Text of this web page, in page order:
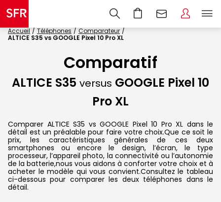
Accueil Téléphones
Comparateur
ALTICE S35 vs GOOGLE Pixel 10 Pro XL
Comparatif
ALTICE S35 versus GOOGLE Pixel 10
Pro XL
Comparer ALTICE S35 vs GOOGLE Pixel 10 Pro XL dans le
détail est un préalable pour faire votre choix.Que ce soit le
prix, les caractéristiques générales de ces deux
smartphones ou encore le design, l’écran, le type
processeur, l’appareil photo, la connectivité ou l’autonomie
de la batterie,nous vous aidons à conforter votre choix et à
acheter le modèle qui vous convient.Consultez le tableau
ci-dessous pour comparer les deux téléphones dans le
détail.